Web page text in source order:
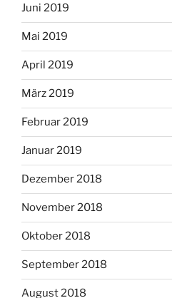
Juni 2019
Mai 2019
April 2019
März 2019
Februar 2019
Januar 2019
Dezember 2018
November 2018
Oktober 2018
September 2018
August 2018